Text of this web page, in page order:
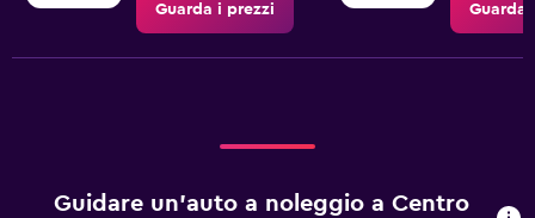
Guarda i prezzi Guarda
Guidare un'auto a noleggio a Centro